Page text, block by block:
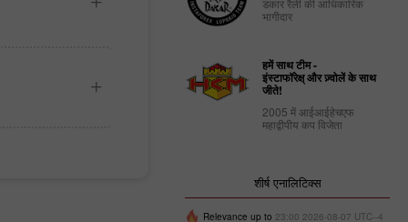
डकार रैली की आधिकारिक
भागीदार
हमें साथ टीम -
इंस्टाफॉरेक्ष् और ज़्वोलें के साथ
जीते!
2005 में आईआईहेचएफ
महाद्वीपीय कप विजेता
शीर्ष एनालिटिक्स
Relevance up to 23:00 2026-08-07 UTC--4